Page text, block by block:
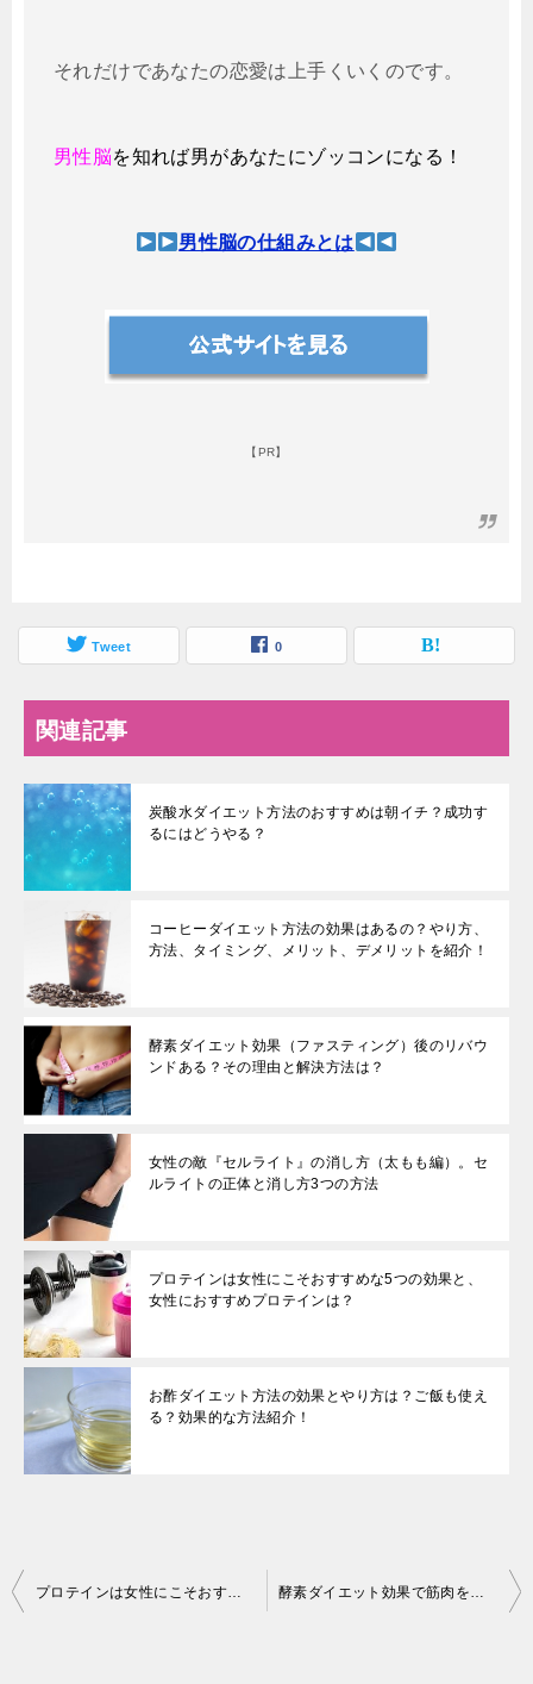
それだけであなたの恋愛は上手くいくのです。
男性脳を知れば男があなたにゾッコンになる！
男性脳の仕組みとは
【PR】
Tweet 0
関連記事
炭酸水ダイエット方法のおすすめは朝イチ？成功す
るにはどうやる？
コーヒーダイエット方法の効果はあるの？やり方、
方法、タイミング、メリット、デメリットを紹介！
酵素ダイエット効果（ファスティング）後のリバウ
ンドある？その理由と解決方法は？
女性の敵『セルライト』の消し方（太もも編）。セ
ルライトの正体と消し方3つの方法
プロテインは女性にこそおすすめな5つの効果と、
女性におすすめプロテインは？
お酢ダイエット方法の効果とやり方は？ご飯も使え
る？効果的な方法紹介！
投
プロテインは女性にこそおすすめな5つの効果と、女性におすすめプロテインは？ 酵素ダイエット効果で筋肉をつける？男性にも女性にも効果的な酵素ダイエット効果活用法